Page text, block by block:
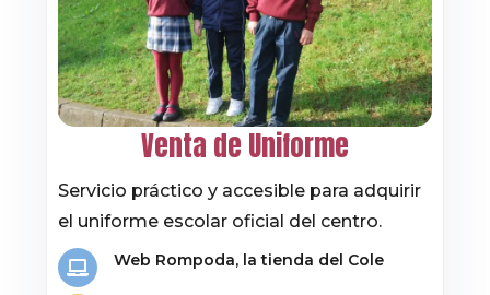
Venta de Uniforme
Servicio práctico y accesible para adquirir
el uniforme escolar oficial del centro.
Web Rompoda, la tienda del Cole